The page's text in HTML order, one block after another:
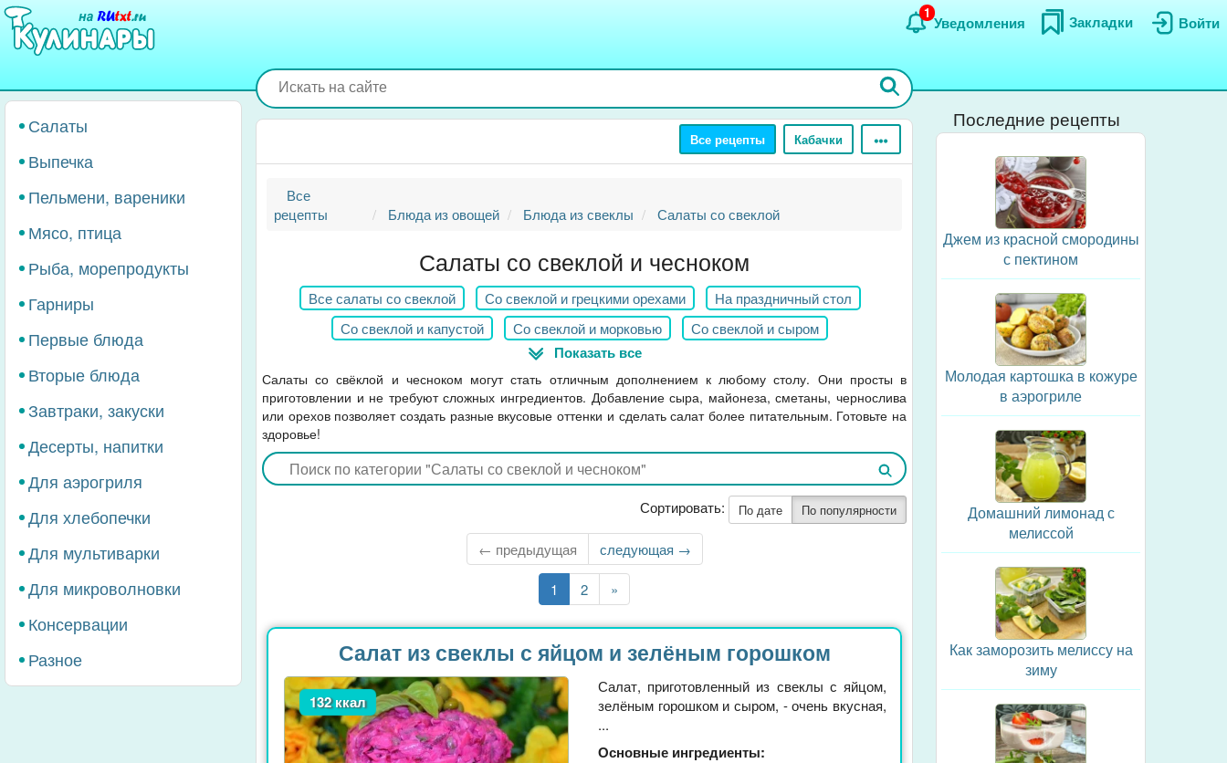
Перейти
основному
Войти
Закладки
Уведомления
1
Салаты
Выпечка
Пельмени, вареники
Мясо, птица
Рыба, морепродукты
Гарниры
Первые блюда
Вторые блюда
Завтраки, закуски
Десерты, напитки
Для аэрогриля
Для хлебопечки
Для мультиварки
Для микроволновки
Консервации
Разное
Все рецепты Кабачки
Все
рецепты
Блюда из овощей Блюда из свеклы Салаты со свеклой
Салаты со свеклой и чесноком
Все салаты со свеклой Со свеклой и грецкими орехами
На праздничный стол
Со свеклой и капустой
Со свеклой и морковью
Со свеклой и сыром
Винегрет Селедка под шубой
Показать все
Салаты со свёклой и чесноком могут стать отличным дополнением к любому столу. Они просты в
приготовлении и не требуют сложных ингредиентов. Добавление сыра, майонеза, сметаны, чернослива
или орехов позволяет создать разные вкусовые оттенки и сделать салат более питательным. Готовьте на
здоровье!
Сортировать: По дате По популярности
← предыдущая
Следующая
страница
следующая →
Текущая
страница
1 Страница
2
Последняя
страница
»
Салат из свеклы с яйцом и зелёным горошком
132 ккал
Салат, приготовленный из свеклы с яйцом,
зелёным горошком и сыром, - очень вкусная,
...
Основные ингредиенты:
Последние рецепты
Джем из красной смородины
с пектином
Молодая картошка в кожуре
в аэрогриле
Домашний лимонад с
мелиссой
Как заморозить мелиссу на
зиму